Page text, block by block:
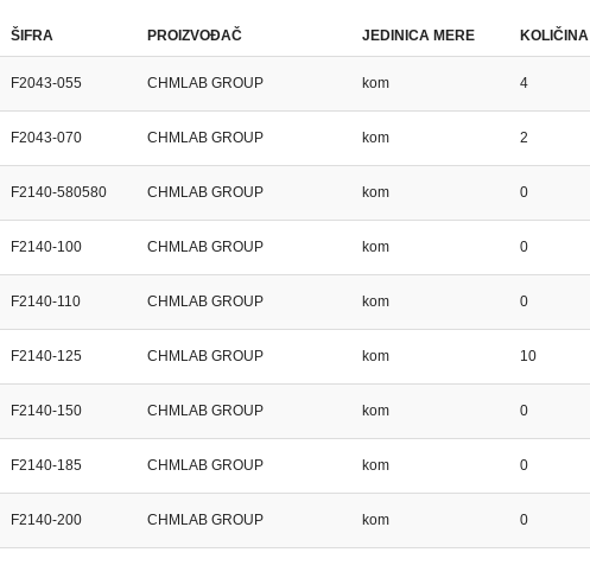
ŠIFRA PROIZVOĐAČ JEDINICA MERE KOLIČINA
F2043-055 CHMLAB GROUP kom 4
F2043-070 CHMLAB GROUP kom 2
F2140-580580 CHMLAB GROUP kom 0
F2140-100 CHMLAB GROUP kom 0
F2140-110 CHMLAB GROUP kom 0
F2140-125 CHMLAB GROUP kom 10
F2140-150 CHMLAB GROUP kom 0
F2140-185 CHMLAB GROUP kom 0
F2140-200 CHMLAB GROUP kom 0